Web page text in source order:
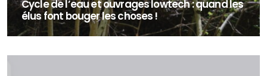
Cycle de l’eau et ouvrages lowtech : quand les
élus font bouger les choses !
En octobre 2025, une centaine de bénévoles ont répondu à l’appel
d’une rivière au...